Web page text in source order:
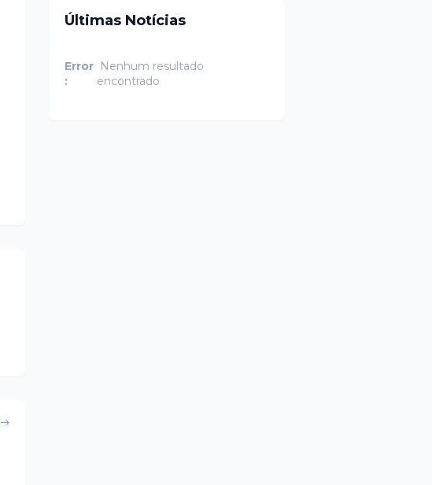
Últimas Notícias
Error
:
Nenhum resultado
encontrado